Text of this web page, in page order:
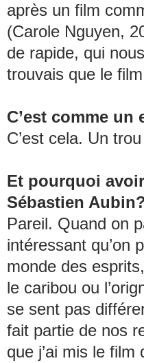
après un film
(Carole Nguyen,
de rapide, qui
trouvais que le
C’est comme
C’est cela. Un
Et pourquoi
Sébastien
Pareil. Quand on
intéressant qu’on
monde des
le caribou ou
se sent pas
fait partie de nos
que j’ai mis le